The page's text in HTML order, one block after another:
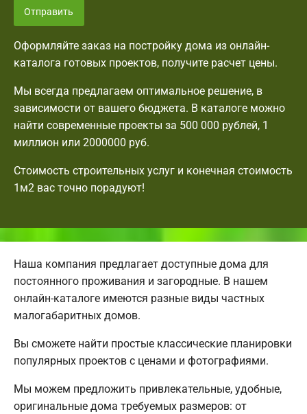
Отправить
Оформляйте заказ на постройку дома из онлайн-
каталога готовых проектов, получите расчет цены.
Мы всегда предлагаем оптимальное решение, в
зависимости от вашего бюджета. В каталоге можно
найти современные проекты за 500 000 рублей, 1
миллион или 2000000 руб.
Стоимость строительных услуг и конечная стоимость
1м2 вас точно порадуют!
Наша компания предлагает доступные дома для
постоянного проживания и загородные. В нашем
онлайн-каталоге имеются разные виды частных
малогабаритных домов.
Вы сможете найти простые классические планировки
популярных проектов с ценами и фотографиями.
Мы можем предложить привлекательные, удобные,
оригинальные дома требуемых размеров: от